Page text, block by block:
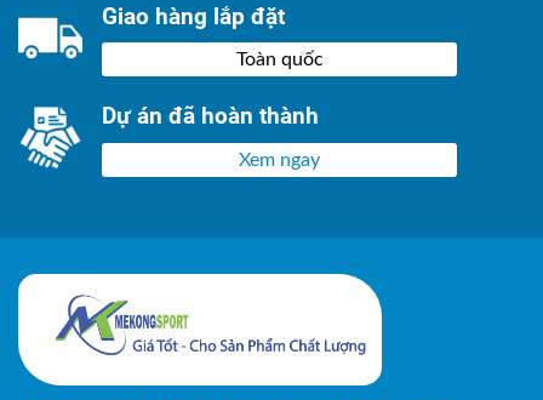
Giao hàng lắp đặt
Toàn quốc
Dự án đã hoàn thành
Xem ngay